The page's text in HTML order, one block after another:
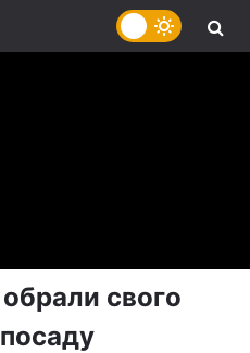
обрали свого